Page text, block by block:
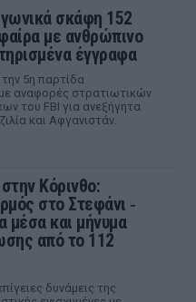
σκάφη 152
με ανθρώπινο
έγγραφα
5η παρτίδα
αναφορές στρατιωτικών
του FBI για ανεξήγητα
και Αφγανιστάν.
Κόρινθο:
στο Στεφάνι ‑
μέσα και μήνυμα
από το 112
δυνάμεις της